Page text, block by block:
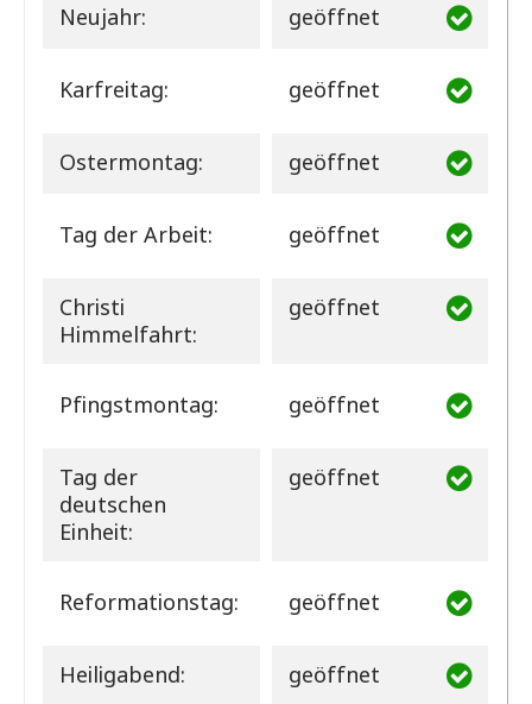
Neujahr: geöffnet
Karfreitag: geöffnet
Ostermontag: geöffnet
Tag der Arbeit: geöffnet
Christi
Himmelfahrt:
geöffnet
Pfingstmontag: geöffnet
Tag der
deutschen
Einheit:
geöffnet
Reformationstag: geöffnet
Heiligabend: geöffnet